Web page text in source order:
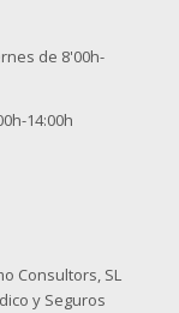
de 8'00h-
14:00h
Consultors, SL
y Seguros